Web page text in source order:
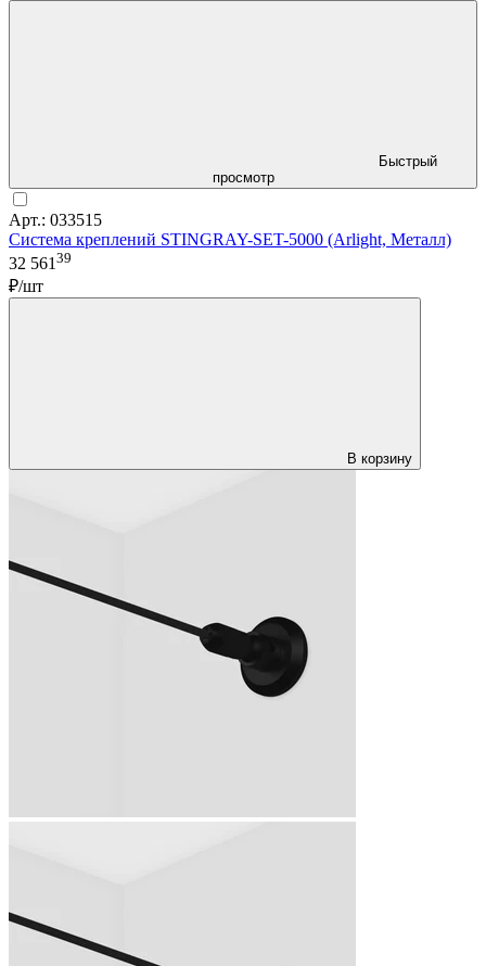
Быстрый
просмотр
Арт.: 033515
Система креплений STINGRAY-SET-5000 (Arlight, Металл)
32 561 39
₽/шт
В корзину